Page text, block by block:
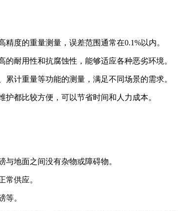
度的重量测量，误差范围通常在0.1%以内。
耐用性和抗腐蚀性，能够适应各种恶劣环境。
计重量等功能的测量，满足不同场景的需求。
都比较方便，可以节省时间和人力成本。
地面之间没有杂物或障碍物。
常供应。
等。